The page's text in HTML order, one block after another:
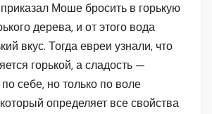
Моше бросить в горькую
дерева, и от этого вода
вкус. Тогда евреи узнали, что
горькой, а сладость —
себе, но только по воле
определяет все свойства